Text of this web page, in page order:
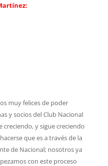
muy felices de poder
y socios del Club Nacional
creciendo, y sigue creciendo
que es a través de la
de Nacional; nosotros ya
con este proceso